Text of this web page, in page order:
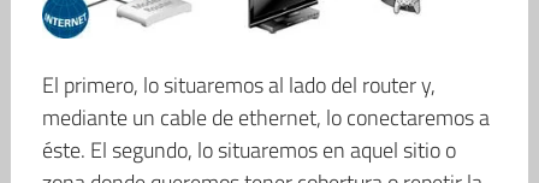
El primero, lo situaremos al lado del router y,
mediante un cable de ethernet, lo conectaremos a
éste. El segundo, lo situaremos en aquel sitio o